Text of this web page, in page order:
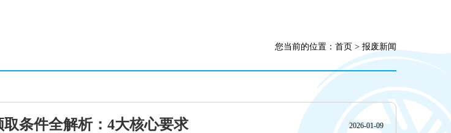
您当前的位置： 首页 > 报废新闻
条件全解析：4大核心要求
2026-01-09